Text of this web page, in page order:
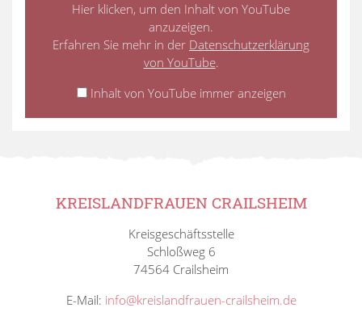
Hier klicken, um den Inhalt von YouTube
anzuzeigen.
Erfahren Sie mehr in der Datenschutzerklärung
von YouTube.
Inhalt von YouTube immer anzeigen
KREISLANDFRAUEN CRAILSHEIM
Kreisgeschäftsstelle
Schloßweg 6
74564 Crailsheim
E-Mail: info@kreislandfrauen-crailsheim.de